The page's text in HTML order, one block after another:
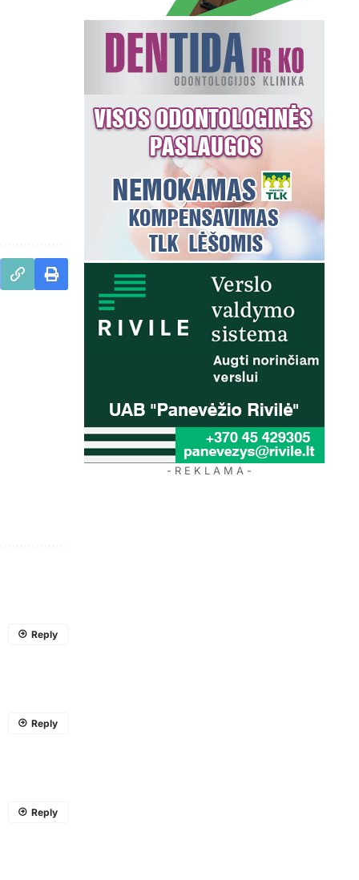
Reply
Reply
Reply
- R E K L A M A -